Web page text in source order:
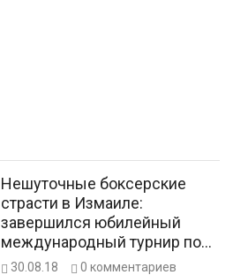
Нешуточные боксерские
страсти в Измаиле:
завершился юбилейный
международный турнир по
боксу памяти Суворова
30.08.18 0 комментариев